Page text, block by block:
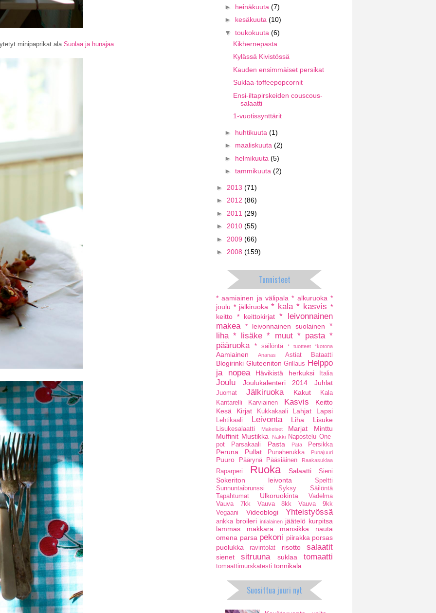
minipaprikat ala Suolaa ja hunajaa.
► heinäkuuta (7)
► kesäkuuta (10)
▼ toukokuuta (6)
Kikhernepasta
Kylässä Kivistössä
Kauden ensimmäiset persikat
Suklaa-toffeepopcornit
Ensi-iltapirskeiden couscous-
salaatti
1-vuotissynttärit
► huhtikuuta (1)
► maaliskuuta (2)
► helmikuuta (5)
► tammikuuta (2)
► 2013 (71)
► 2012 (86)
► 2011 (29)
► 2010 (55)
► 2009 (66)
► 2008 (159)
Tunnisteet
* aamiainen ja välipala * alkuruoka *
joulu * jälkiruoka * kala * kasvis *
keitto * keittokirjat * leivonnainen
makea
* leivonnainen suolainen
*
liha * lisäke * muut * pasta *
pääruoka
* säilöntä * tuotteet *kotona
Aamiainen Ananas Astiat Bataatti
Blogirinki Gluteeniton Grillaus Helppo
ja nopea
Hävikistä herkuksi Italia
Joulu Joulukalenteri 2014 Juhlat
Juomat Jälkiruoka Kakut
Kala
Kantarelli
Karviainen Kasvis
Keitto
Kesä
Kirjat Kukkakaali Lahjat Lapsi
Lehtikaali Leivonta Liha Lisuke
Lisukesalaatti Makeiset Marjat
Minttu
Muffinit Mustikka Nakki Napostelu One-
pot
Parsakaali Pasta Pata Persikka
Peruna Pullat Punaherukka Punajuuri
Puuro Päärynä Pääsiäinen Raakasuklaa
Raparperi Ruoka Salaatti Sieni
Sokeriton leivonta
Speltti
Sunnuntaibrunssi
Syksy
Säilöntä
Tapahtumat
Ulkoruokinta
Vadelma
Vauva 7kk
Vauva 8kk
Vauva 9kk
Vegaani
Videoblogi Yhteistyössä
ankka broileri intialainen jäätelö kurpitsa
lammas
makkara mansikka
nauta
omena parsa pekoni piirakka porsas
puolukka
ravintolat risotto salaatit
sienet sitruuna suklaa tomaatti
tomaattimurskatesti tonnikala
Suosittua juuri nyt